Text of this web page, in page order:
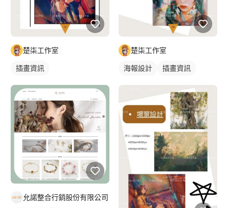
楚柒工作室
插畫資訊
允諾整合行銷股份有限公司
楚柒工作室
海報設計 插畫資訊